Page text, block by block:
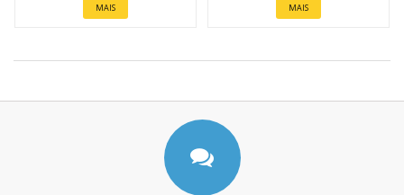
MAIS MAIS